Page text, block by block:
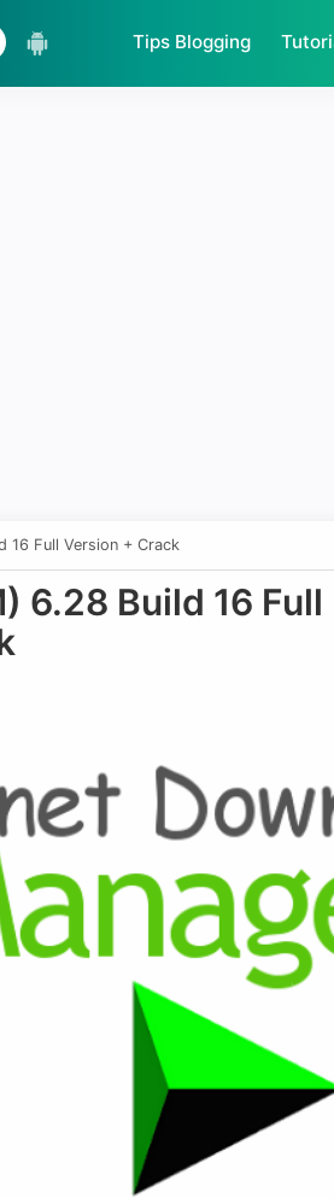
to main contentTips Blogging
16 Full Version + Crack
6.28 Build 16 Full